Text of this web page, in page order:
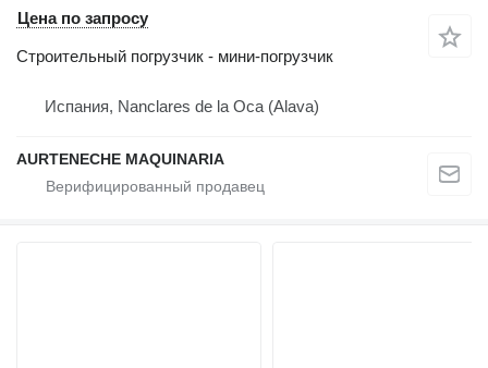
Цена по запросу
Строительный погрузчик - мини-погрузчик
Испания, Nanclares de la Oca (Alava)
AURTENECHE MAQUINARIA